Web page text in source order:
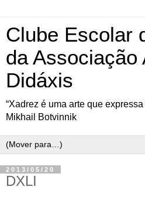
Clube Escolar
da Associação
Didáxis
“Xadrez é uma arte que
Mikhail Botvinnik
2013/05/20
DXLI